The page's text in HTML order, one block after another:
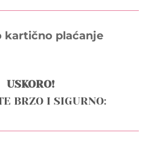
kartično plaćanje
USKORO!
BRZO I SIGURNO: